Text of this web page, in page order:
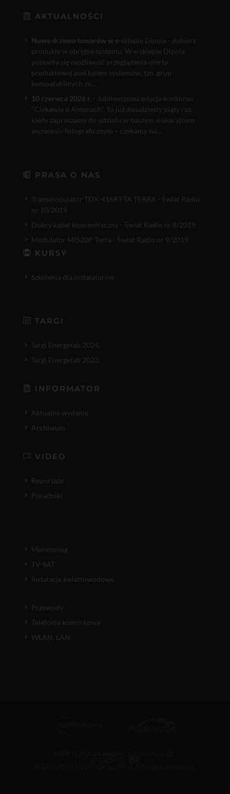
AKTUALNOŚCI
Nowe drzewo towarów w e-sklepie Dipola - dobierz
produkty w obrębie systemu. W e-sklepie Dipola
pojawiła się możliwość przeglądania oferty
produktowej pod kątem systemów, tzn. grup
kompatybilnych ze...
10 czerwca 2026 r. - Jubileuszowa edycja konkursu
"Ciekawie o Antenach". To już dwudziesty piąty raz,
kiedy zapraszamy do udziału w naszym wakacyjnym
wyzwaniu fotograficznym – czekamy na...
PRASA O NAS
Transmodulator TDX-4168 FTA TERRA - Świat Radio
nr 10/2019
Dobry kabel koncentryczny - Świat Radio nr 8/2019
Modulator MI520P Terra - Świat Radio nr 9/2019
KURSY
Szkolenia dla instalatorów
TARGI
Targi Energetab 2024.
Targi Energetab 2023.
INFORMATOR
Aktualne wydanie
Archiwum
VIDEO
Reportaże
Poradniki
Monitoring
TV-SAT
Instalacje światłowodowe
Przewody
Telefonia komórkowa
WLAN, LAN